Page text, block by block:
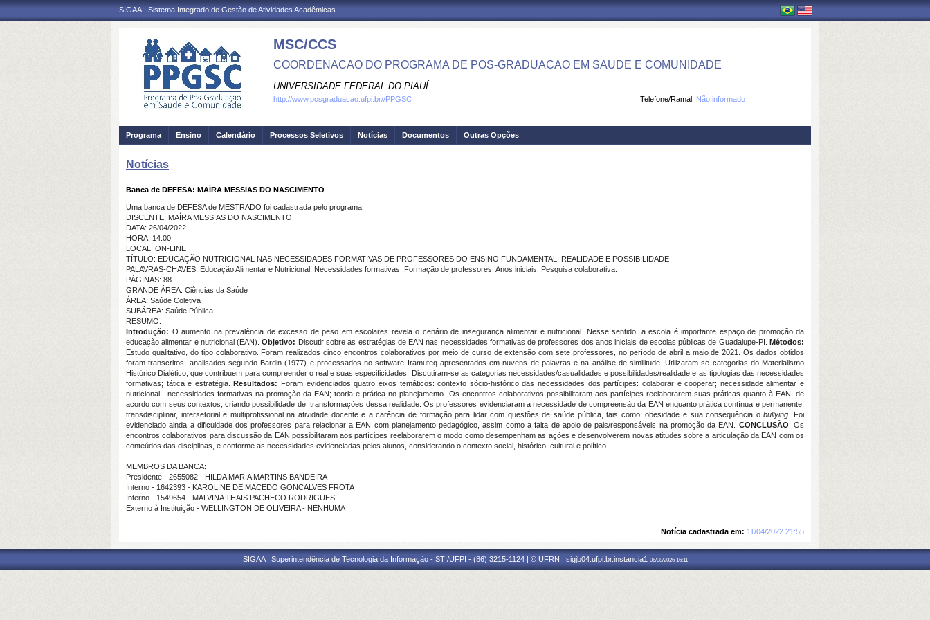
SIGAA - Sistema Integrado de Gestão de Atividades Acadêmicas
MSC/CCS
COORDENACAO DO PROGRAMA DE POS-GRADUACAO EM SAUDE E COMUNIDADE
UNIVERSIDADE FEDERAL DO PIAUÍ
Telefone/Ramal: Não informado
http://www.posgraduacao.ufpi.br//PPGSC
Programa Ensino Calendário Processos Seletivos Notícias Documentos Outras Opções
Notícias
Banca de DEFESA: MAÍRA MESSIAS DO NASCIMENTO
Uma banca de DEFESA de MESTRADO foi cadastrada pelo programa.
DISCENTE: MAÍRA MESSIAS DO NASCIMENTO
DATA: 26/04/2022
HORA: 14:00
LOCAL: ON-LINE
TÍTULO: EDUCAÇÃO NUTRICIONAL NAS NECESSIDADES FORMATIVAS DE PROFESSORES DO ENSINO FUNDAMENTAL: REALIDADE E POSSIBILIDADE
PALAVRAS-CHAVES: Educação Alimentar e Nutricional. Necessidades formativas. Formação de professores. Anos iniciais. Pesquisa colaborativa.
PÁGINAS: 88
GRANDE ÁREA: Ciências da Saúde
ÁREA: Saúde Coletiva
SUBÁREA: Saúde Pública
RESUMO:
Introdução: O aumento na prevalência de excesso de peso em escolares revela o cenário de insegurança alimentar e nutricional. Nesse sentido, a escola é importante espaço de promoção da
educação alimentar e nutricional (EAN).Objetivo: Discutir sobre as estratégias de EAN nas necessidades formativas de professores dos anos iniciais de escolas públicas de Guadalupe-PI.Métodos:
Estudo qualitativo, do tipo colaborativo. Foram realizados cinco encontros colaborativos por meio de curso de extensão com sete professores, no período de abril a maio de 2021. Os dados obtidos
foram transcritos, analisados segundo Bardin (1977) e processados no software Iramuteq apresentados em nuvens de palavras e na análise de similitude. Utilizaram-se categorias do Materialismo
Histórico Dialético, que contribuem para compreender o real e suas especificidades. Discutiram-se as categorias necessidades/casualidades e possibilidades/realidade e as tipologias das necessidades
formativas; tática e estratégia.Resultados: Foram evidenciados quatro eixos temáticos: contexto sócio-histórico das necessidades dos partícipes: colaborar e cooperar; necessidade alimentar e
nutricional; necessidades formativas na promoção da EAN; teoria e prática no planejamento. Os encontros colaborativos possibilitaram aos partícipes reelaborarem suas práticas quanto à EAN, de
acordo com seus contextos, criando possibilidade de transformações dessa realidade. Os professores evidenciaram a necessidade de compreensão da EAN enquanto prática contínua e permanente,
transdisciplinar, intersetorial e multiprofissional na atividade docente e a carência de formação para lidar com questões de saúde pública, tais como: obesidade e sua consequência obullying . Foi
evidenciado ainda a dificuldade dos professores para relacionar a EAN com planejamento pedagógico, assim como a falta de apoio de pais/responsáveis na promoção da EAN. CONCLUSÃO: Os
encontros colaborativos para discussão da EAN possibilitaram aos partícipes reelaborarem o modo como desempenham as ações e desenvolverem novas atitudes sobre a articulação da EAN com os
conteúdos das disciplinas, e conforme as necessidades evidenciadas pelos alunos, considerando o contexto social, histórico, cultural e político.
MEMBROS DA BANCA:
Presidente - 2655082 - HILDA MARIA MARTINS BANDEIRA
Interno - 1642393 - KAROLINE DE MACEDO GONCALVES FROTA
Interno - 1549654 - MALVINA THAIS PACHECO RODRIGUES
Externo à Instituição - WELLINGTON DE OLIVEIRA - NENHUMA
Notícia cadastrada em: 11/04/2022 21:55
SIGAA | Superintendência de Tecnologia da Informação - STI/UFPI - (86) 3215-1124 | © UFRN | sigjb04.ufpi.br.instancia1 06/08/2026 16:11